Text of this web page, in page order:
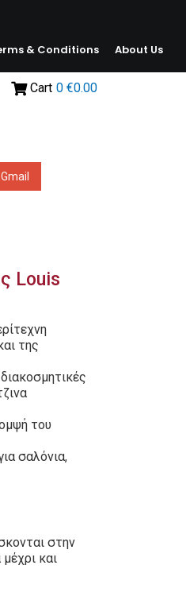
& Conditions About Us
Cart 0 €0.00
Gmail
Louis
της
του
σαλόνια,
στην
και